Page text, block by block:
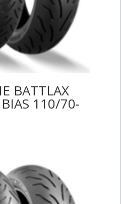
BATTLAX
110/70-